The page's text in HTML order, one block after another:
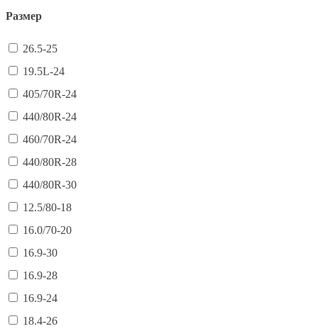
Размер
26.5-25
19.5L-24
405/70R-24
440/80R-24
460/70R-24
440/80R-28
440/80R-30
12.5/80-18
16.0/70-20
16.9-30
16.9-28
16.9-24
18.4-26